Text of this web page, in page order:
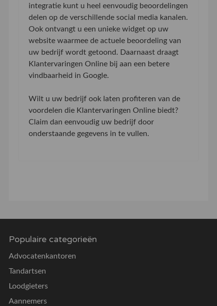
integratie kunt u heel eenvoudig beoordelingen
delen op de verschillende social media kanalen.
Ook ontvangt u een unieke widget op uw
website waarmee de actuele beoordeling van
uw bedrijf wordt getoond. Daarnaast draagt
Klantervaringen Online bij aan een betere
vindbaarheid in Google.
Wilt u uw bedrijf ook laten profiteren van de
voordelen die Klantervaringen Online biedt?
Claim dan eenvoudig uw bedrijf door
onderstaande gegevens in te vullen.
Populaire categorieën
Advocatenkantoren
Tandartsen
Loodgieters
Aannemers